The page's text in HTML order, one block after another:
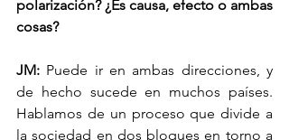
polarización? ¿Es causa, efecto o ambas
cosas?
JM: Puede ir en ambas direcciones, y
de hecho sucede en muchos países.
Hablamos de un proceso que divide a
la sociedad en dos bloques en torno a